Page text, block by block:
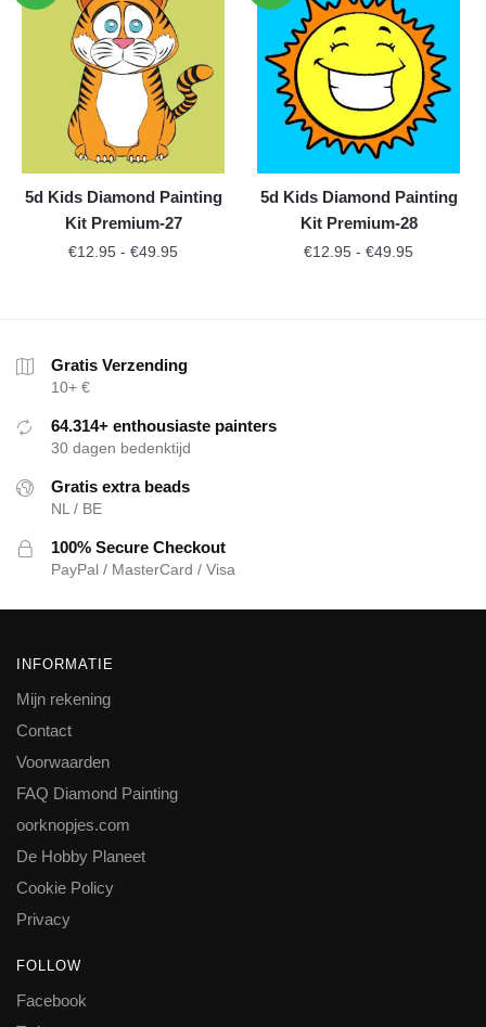
5d Kids Diamond Painting
Kit Premium-27
€12.95 - €49.95
5d Kids Diamond Painting
Kit Premium-28
€12.95 - €49.95
Gratis Verzending
10+ €
64.314+ enthousiaste painters
30 dagen bedenktijd
Gratis extra beads
NL / BE
100% Secure Checkout
PayPal / MasterCard / Visa
INFORMATIE
Mijn rekening
Contact
Voorwaarden
FAQ Diamond Painting
oorknopjes.com
De Hobby Planeet
Cookie Policy
Privacy
FOLLOW
Facebook